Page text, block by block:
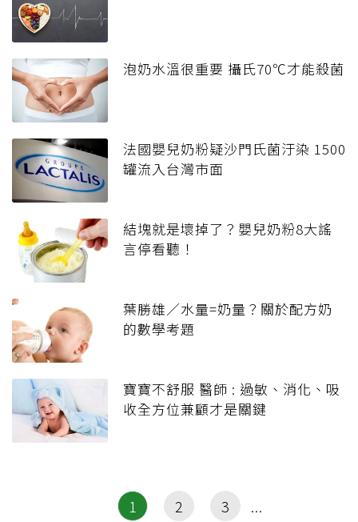
泡奶水溫很重要 攝氏70℃才能殺菌
法國嬰兒奶粉疑沙門氏菌汙染 1500
罐流入台灣市面
結塊就是壞掉了？嬰兒奶粉8大謠
言停看聽！
葉勝雄／水量=奶量？關於配方奶
的數學考題
寶寶不舒服 醫師 : 過敏、消化、吸
收全方位兼顧才是關鍵
1 2 3